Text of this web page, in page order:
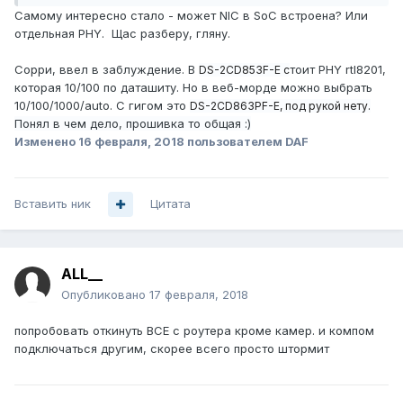
Самому интересно стало - может NIC в SoC встроена? Или
отдельная PHY. Щас разберу, гляну.
Сорри, ввел в заблуждение. В DS-2CD853F-E стоит PHY rtl8201,
которая 10/100 по даташиту. Но в веб-морде можно выбрать
10/100/1000/auto. С гигом это DS-2CD863PF-E, под рукой нету.
Понял в чем дело, прошивка то общая :)
Изменено 16 февраля, 2018 пользователем DAF
Вставить ник Цитата
ALL__
Опубликовано 17 февраля, 2018
попробовать откинуть ВСЕ с роутера кроме камер. и компом
подключаться другим, скорее всего просто штормит